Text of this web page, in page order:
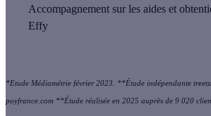
Accompagnement sur les aides et
Effy
*Etude Médiamétrie février 2023. **Étude indépendante
poyfrance.com **Étude réalisée en 2025 auprès de 9 020